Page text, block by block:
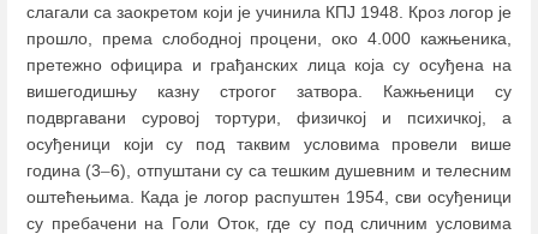
слагали са заокретом који је учинила КПЈ 1948. Кроз логор је
прошло, према слободној процени, око 4.000 кажњеника,
претежно официра и грађанских лица која су осуђена на
вишегодишњу казну строгог затвора. Кажњеници су
подвргавани суровој тортури, физичкој и психичкој, а
осуђеници који су под таквим условима провели више
година (3–6), отпуштани су са тешким душевним и телесним
оштећењима. Када је логор распуштен 1954, сви осуђеници
су пребачени на Голи Оток, где су под сличним условима